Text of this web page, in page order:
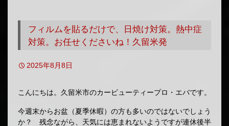
フィルムを貼るだけで、日焼け対策。熱中症
対策。お任せくださいね！久留米発
2025年8月8日
こんにちは。久留米市のカービューティープロ・エバです。
今週末からお盆（夏季休暇）の方も多いのではないでしょう
か？ 残念ながら、天気には恵まれないようですが連休後半